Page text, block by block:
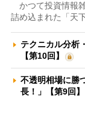
かつて投資情報
詰め込まれた「天
テクニカル分析
【第10回】
不透明相場に勝
長！」【第9回】